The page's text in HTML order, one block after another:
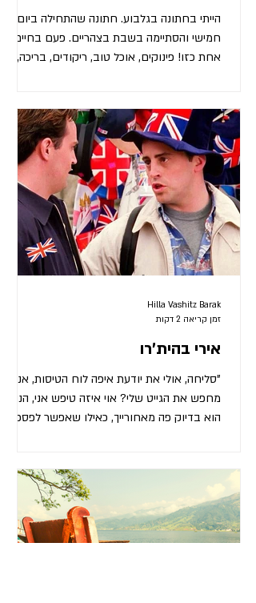
הייתי בחתונה בגלבוע. חתונה שהתחילה ביום
חמישי והסתיימה בשבת בצהריים. פעם בחיים יש
אחת כזו! פינוקים, אוכל טוב, ריקודים, בריכה,
מייד אחרי החופה וכל הריגושים יצאתי לסיבוב,
לשאוף אויר, אויר של עמק. ברחתי משלב
הנשיקות. הירח היה מלא ואפשר היה לראות כמה
יפה הגלבוע. הדי.ג'יי ברקע עוד לא ממש התניע
כששמעתי פתאום פסססט! נבהלתי, חששתי
לנחש. קפאתי, לא ברחתי, ככה לימדו אותנו
במושב. קופאים ומקווים לטוב. "הלו,
אירי בהית'רו
"סליחה, אולי את יודעת איפה לוח הטיסות, אני
מחפש את הגייט שלי? אוי איזה טיפש אני, הנה
הוא בדיוק פה מאחורייך, כאילו שאפשר לפספס
הבּאסטרְד הזה התחתן עם בחורה עשירה שם,
יש לי כזה הנגאובר מאתמול בלילה, ואני בדרך
עכשיו הביתה, לבּלפסט, לבְּלַאדי גשם שיש לנו
שם, ואני לא חושב שהם מפרסמים את בלפסט
Hilla Vashitz Barak
זמן קריאה 2 דקות